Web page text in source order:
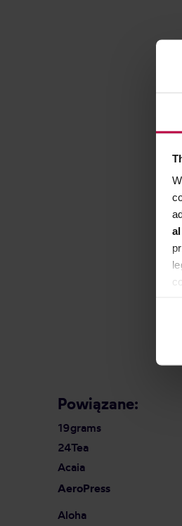
Powiązane:
19grams
24Tea
Acaia
AeroPress
Aloha